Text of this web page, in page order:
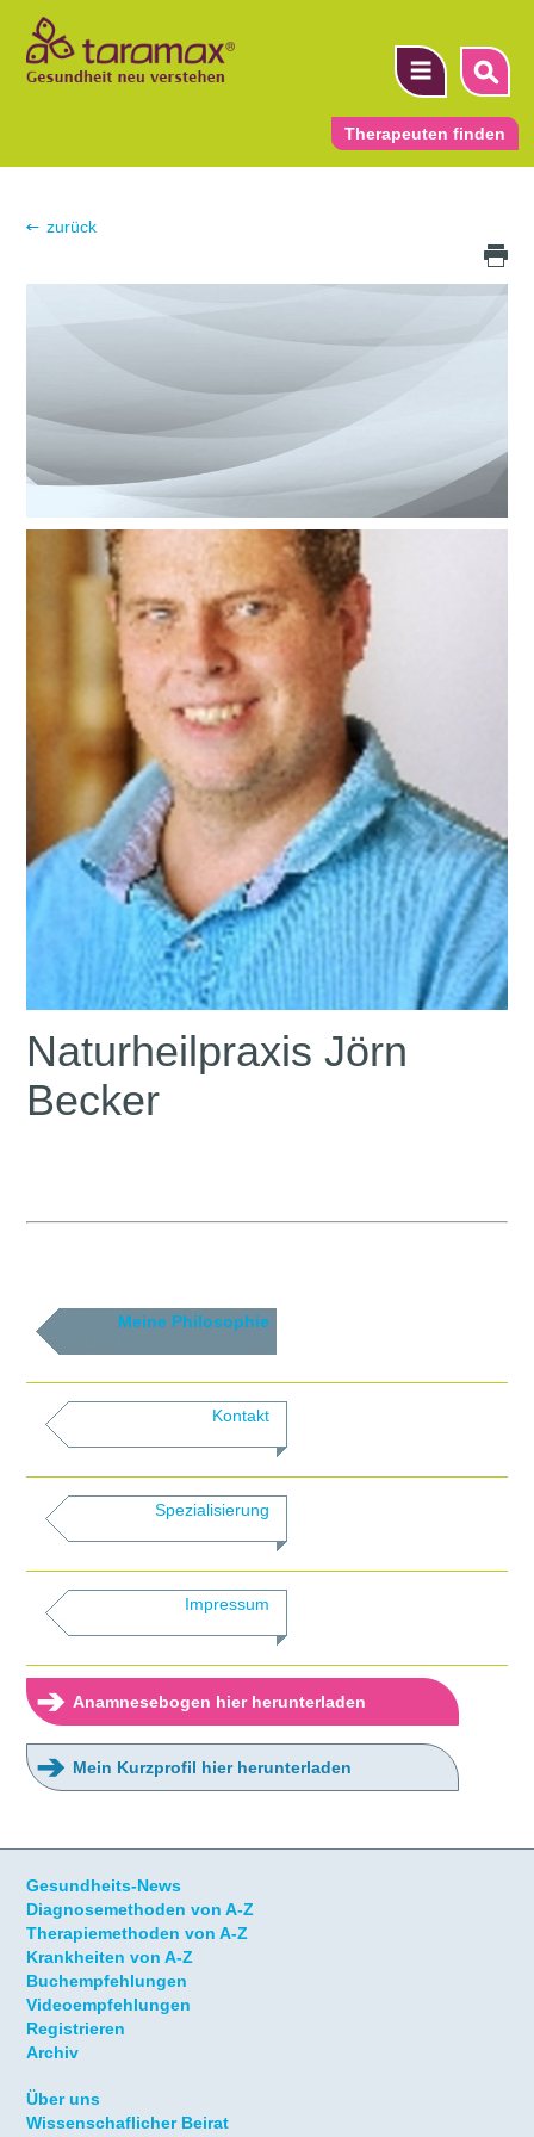
Therapeuten finden
zurück
Naturheilpraxis Jörn
Becker
Meine Philosophie
Kontakt
Spezialisierung
Impressum
➔ Anamnesebogen hier herunterladen
➔ Mein Kurzprofil hier herunterladen
Gesundheits-News
Diagnosemethoden von A-Z
Therapiemethoden von A-Z
Krankheiten von A-Z
Buchempfehlungen
Videoempfehlungen
Registrieren
Archiv
Über uns
Wissenschaflicher Beirat